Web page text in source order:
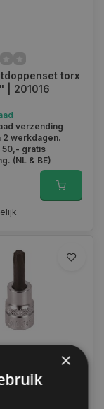
torx
| 201016
verzending
2 werkdagen.
50,- gratis
(NL & BE)
torx 3/8",
×